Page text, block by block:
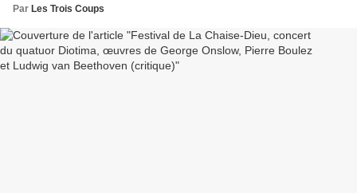
Par Les Trois Coups